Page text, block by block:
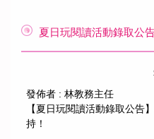
夏日玩閱讀活動錄取公
發佈者 : 林教務主任
【夏日玩閱讀活動錄取公告
持！